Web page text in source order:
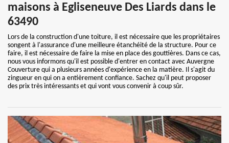
maisons à Egliseneuve Des Liards dans le
63490
Lors de la construction d'une toiture, il est nécessaire que les propriétaires
songent à l'assurance d'une meilleure étanchéité de la structure. Pour ce
faire, il est nécessaire de faire la mise en place des gouttières. Dans ce cas,
nous vous informons qu'il est possible d'entrer en contact avec Auvergne
Couverture qui a plusieurs années d'expérience en la matière. Il s'agit du
zingueur en qui on a entièrement confiance. Sachez qu'il peut proposer
des prix très intéressants et qui vont vous convenir à coup sûr.